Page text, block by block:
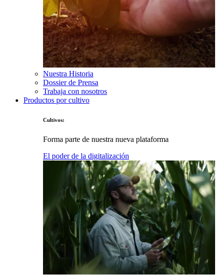
Nuestra Historia
Dossier de Prensa
Trabaja con nosotros
Productos por cultivo
Cultivos:
Forma parte de nuestra nueva plataforma
El poder de la digitalización